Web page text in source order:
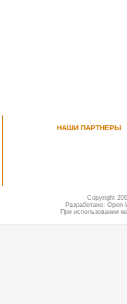
НАШИ ПАРТНЕРЫ
Copyright
Разработано:
При использовании